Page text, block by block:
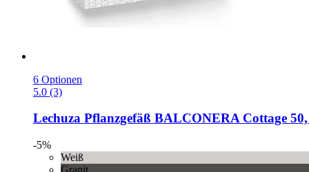
6 Optionen
5.0 (3)
Lechuza Pflanzgefäß BALCONERA Cottage
-5%
Weiß
Granit